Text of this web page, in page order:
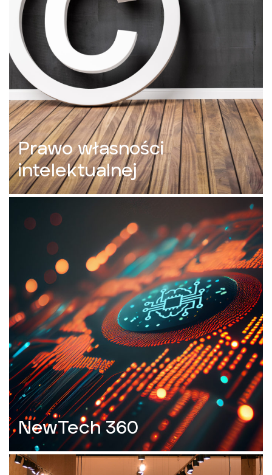
Prawo własności
intelektualnej
NewTech 360​